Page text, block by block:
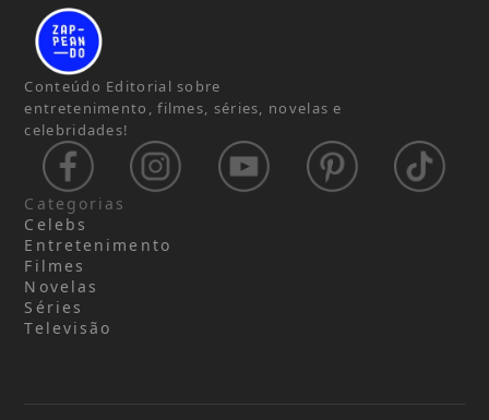
Conteúdo Editorial sobre
entretenimento, filmes, séries, novelas e
celebridades!
Categorias
Celebs
Entretenimento
Filmes
Novelas
Séries
Televisão